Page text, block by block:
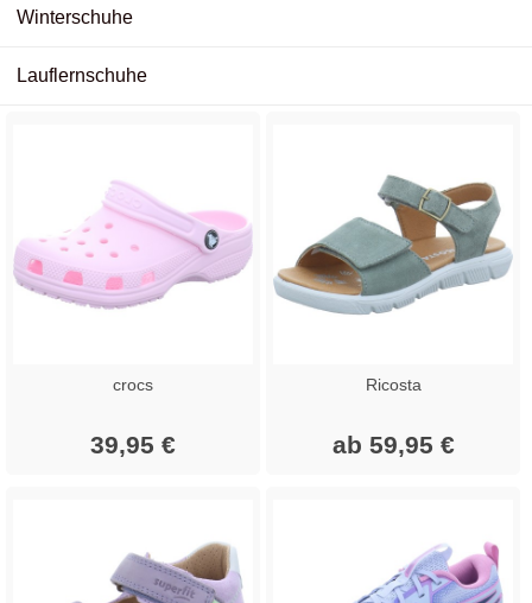
Winterschuhe
Lauflernschuhe
crocs
39,95 €
Ricosta
ab 59,95 €